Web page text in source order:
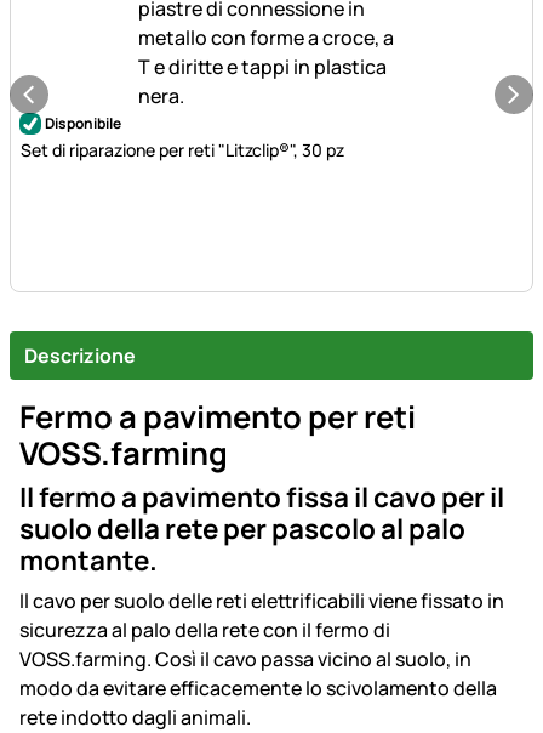
Disponibile
Set di riparazione per reti "Litzclip®", 30 pz
Descrizione
Fermo a pavimento per reti
VOSS.farming
Il fermo a pavimento fissa il cavo per il
suolo della rete per pascolo al palo
montante.
Il cavo per suolo delle reti elettrificabili viene fissato in
sicurezza al palo della rete con il fermo di
VOSS.farming. Così il cavo passa vicino al suolo, in
modo da evitare efficacemente lo scivolamento della
rete indotto dagli animali.